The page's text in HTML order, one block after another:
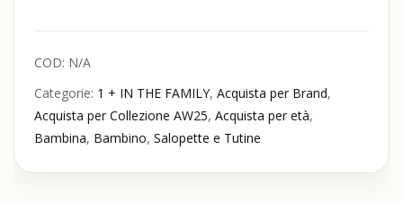
COD: N/A
Categorie: 1 + IN THE FAMILY, Acquista per Brand,
Acquista per Collezione AW25, Acquista per età,
Bambina, Bambino, Salopette e Tutine